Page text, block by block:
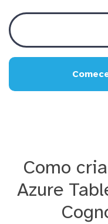
Como
Azure